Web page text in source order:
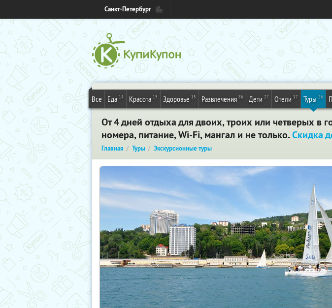
Санкт-Петербург
Все Еда 14 Красота 19 Здоровье 15 Развлечения 86 Дети 27 Отели 17 Туры 26
От 4 дней отдыха для двоих, троих или четверых в
номера, питание, Wi-Fi, мангал и не только.Скидка
Главная Туры Экскурсионные туры